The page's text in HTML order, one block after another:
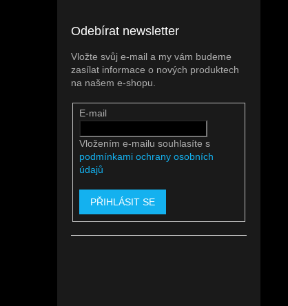
Odebírat newsletter
Vložte svůj e-mail a my vám budeme
zasílat informace o nových produktech
na našem e-shopu.
E-mail
Vložením e-mailu souhlasíte s
podmínkami ochrany osobních
údajů
PŘIHLÁSIT SE